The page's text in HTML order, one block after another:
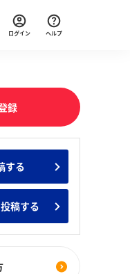
インターン人気企業ランキ
ント一覧
ログイン ヘルプ
録
する
稿する